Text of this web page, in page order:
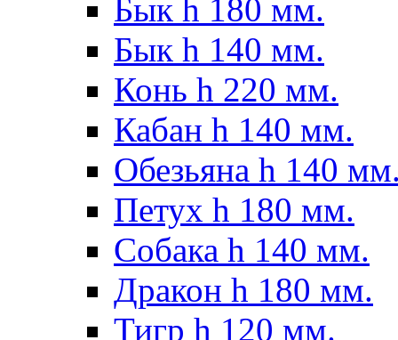
Бык h 180 мм.
Бык h 140 мм.
Конь h 220 мм.
Кабан h 140 мм.
Обезьяна h 140
Петух h 180 мм.
Собака h 140 мм.
Дракон h 180 мм.
Тигр h 120 мм.